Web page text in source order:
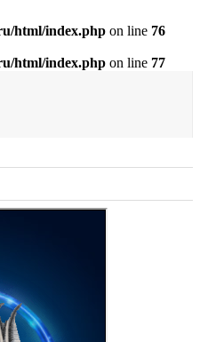
html/index.php on line 76
html/index.php on line 77